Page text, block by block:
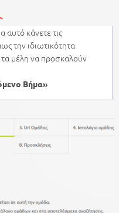
αυτό κάνετε τις
την ιδιωτικότητα
μέλη να προσκαλούν
Βήμα»